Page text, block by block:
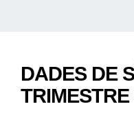
DADES DE
TRIMESTRE